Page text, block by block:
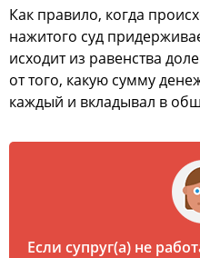
Как правило, когда
нажитого суд
исходит из равенства
от того, какую сумму
каждый и вкладывал в
Если супруг(а) не